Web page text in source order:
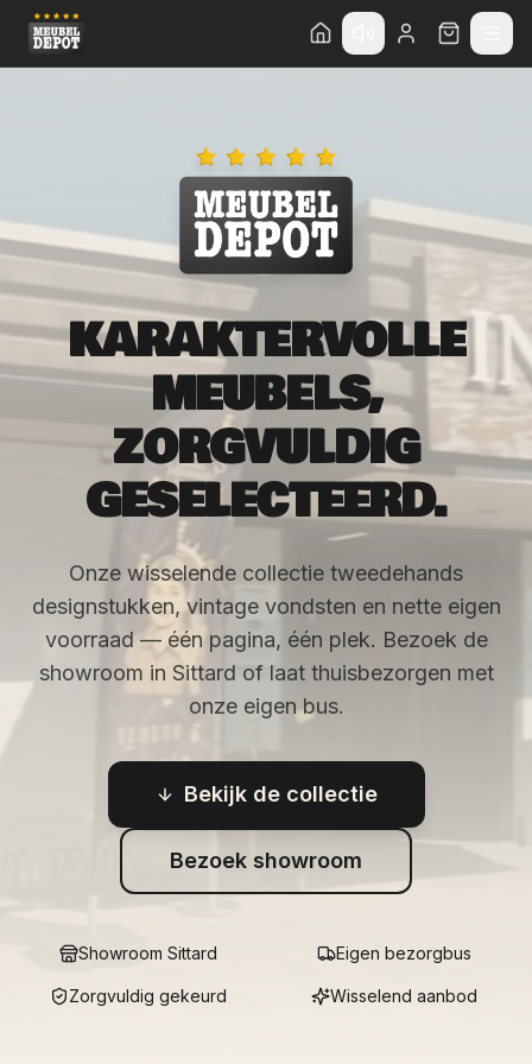
KARAKTERVOLLE
MEUBELS,
ZORGVULDIG
GESELECTEERD.
Onze wisselende collectie tweedehands
designstukken, vintage vondsten en nette eigen
voorraad — één pagina, één plek. Bezoek de
showroom in Sittard of laat thuisbezorgen met
onze eigen bus.
Bekijk de collectie
Bezoek showroom
Showroom Sittard Eigen bezorgbus
Zorgvuldig gekeurd Wisselend aanbod